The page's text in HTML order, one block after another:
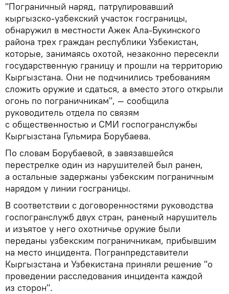
"Пограничный наряд, патрулировавший
кыргызско-узбекский участок госграницы,
обнаружил в местности Ажек Ала-Букинского
района трех граждан республики Узбекистан,
которые, занимаясь охотой, незаконно пересекли
государственную границу и прошли на территорию
Кыргызстана. Они не подчинились требованиям
сложить оружие и сдаться, а вместо этого открыли
огонь по пограничникам", — сообщила
руководитель отдела по связям
с общественностью и СМИ госпогранслужбы
Кыргызстана Гульмира Борубаева.
По словам Борубаевой, в завязавшейся
перестрелке один из нарушителей был ранен,
а остальные задержаны узбекским пограничным
нарядом у линии госграницы.
В соответствии с договоренностями руководства
госпогранслужб двух стран, раненый нарушитель
и изъятое у него охотничье оружие были
переданы узбекским пограничникам, прибывшим
на место инцидента. Погранпредставители
Кыргызстана и Узбекистана приняли решение "о
проведении расследования инцидента каждой
из сторон".